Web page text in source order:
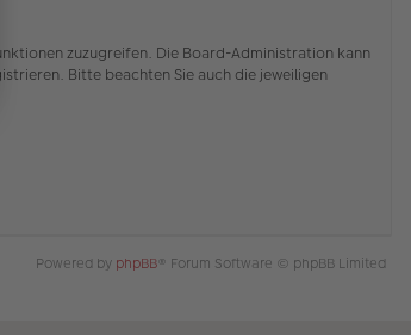
zuzugreifen. Die Board-Administration kann
Bitte beachten Sie auch die jeweiligen
Powered by phpBB® Forum Software © phpBB Limited